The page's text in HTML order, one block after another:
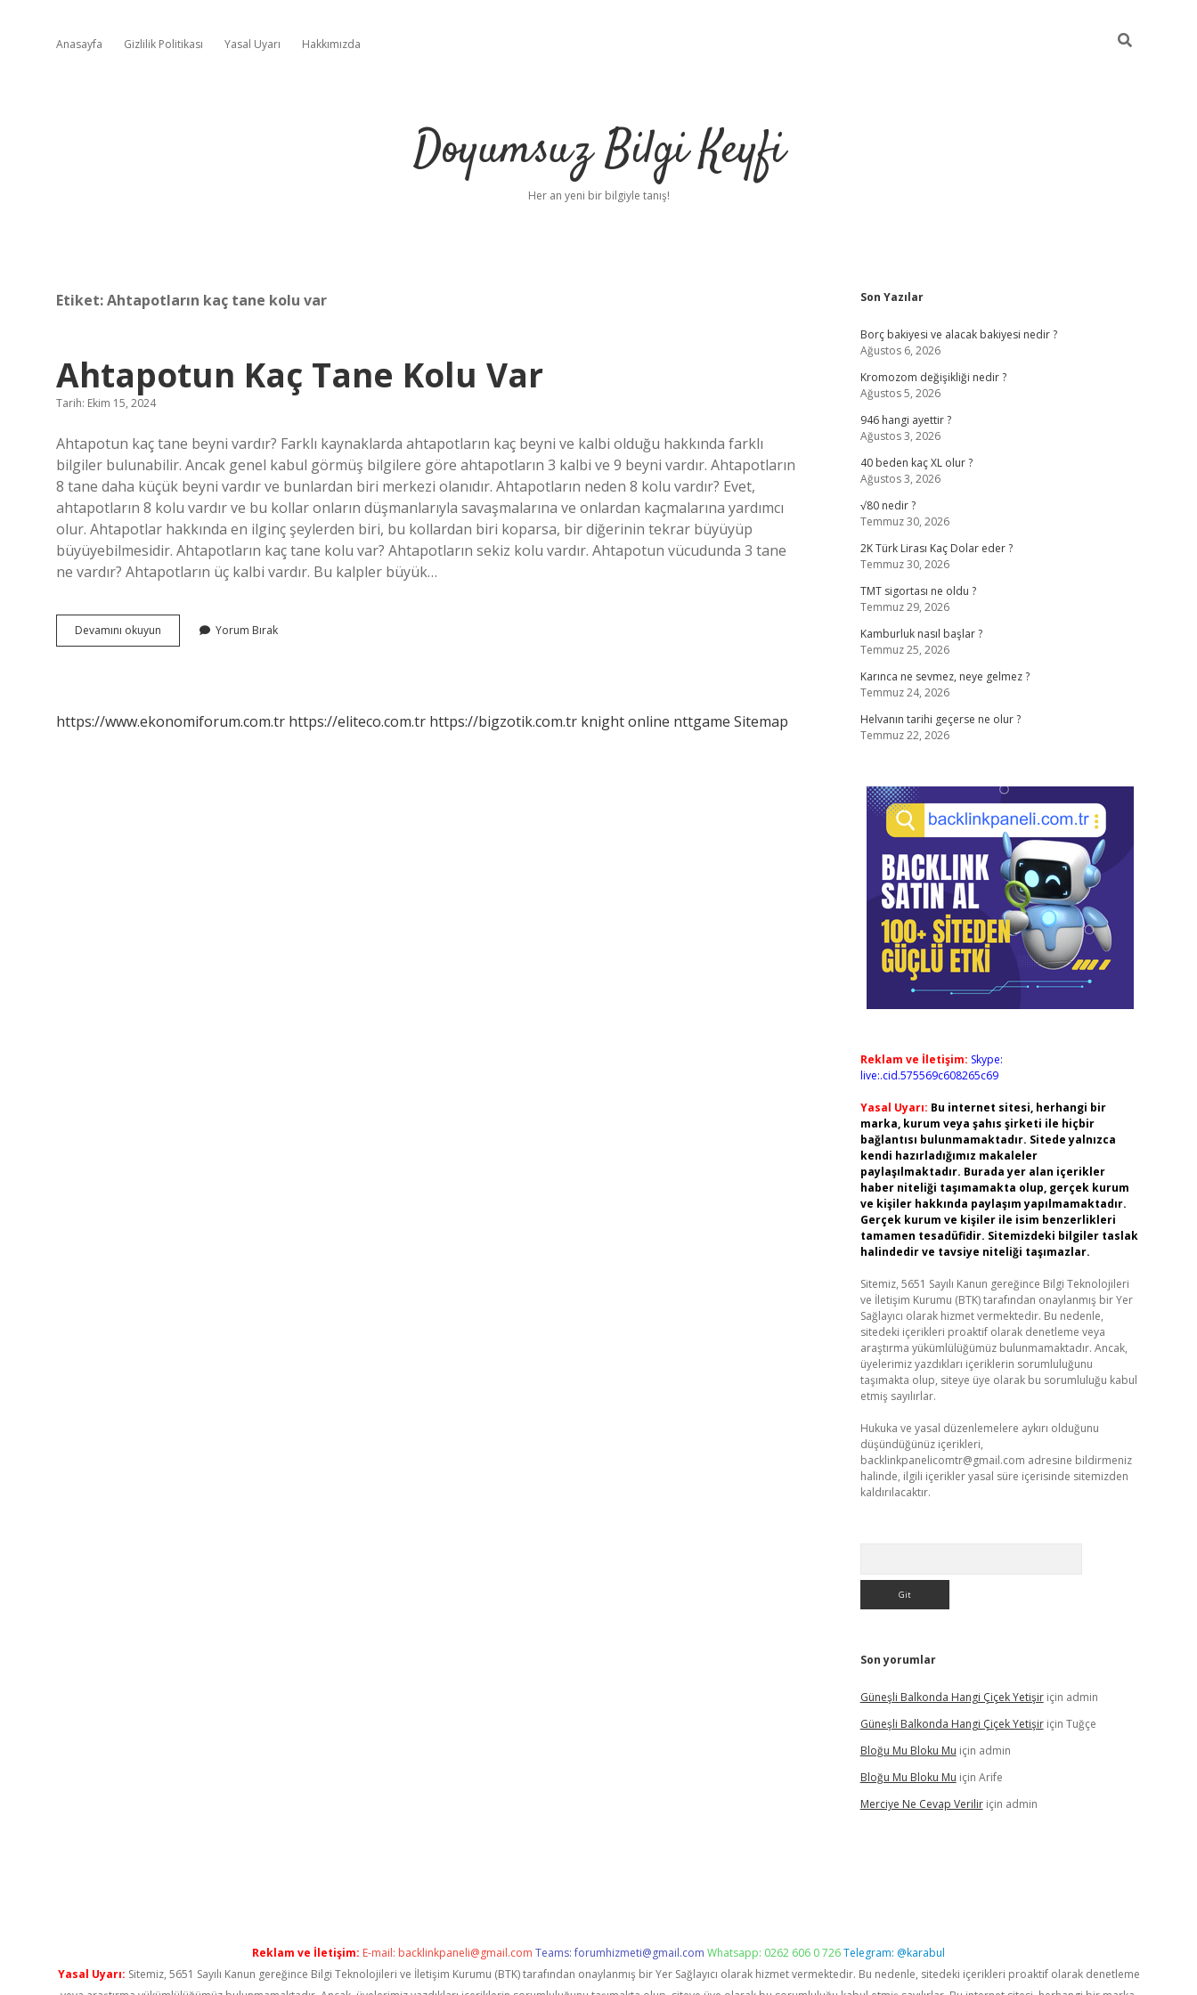
Anasayfa Gizlilik Politikası Yasal Uyarı Hakkımızda
Doyumsuz Bilgi Keyfi
Her an yeni bir bilgiyle tanış!
Etiket:Ahtapotların kaç tane kolu var
Ahtapotun Kaç Tane Kolu Var
Tarih: Ekim 15, 2024
Ahtapotun kaç tane beyni vardır? Farklı kaynaklarda ahtapotların kaç beyni ve kalbi olduğu hakkında farklı
bilgiler bulunabilir. Ancak genel kabul görmüş bilgilere göre ahtapotların 3 kalbi ve 9 beyni vardır. Ahtapotların
8 tane daha küçük beyni vardır ve bunlardan biri merkezi olanıdır. Ahtapotların neden 8 kolu vardır? Evet,
ahtapotların 8 kolu vardır ve bu kollar onların düşmanlarıyla savaşmalarına ve onlardan kaçmalarına yardımcı
olur. Ahtapotlar hakkında en ilginç şeylerden biri, bu kollardan biri koparsa, bir diğerinin tekrar büyüyüp
büyüyebilmesidir. Ahtapotların kaç tane kolu var? Ahtapotların sekiz kolu vardır. Ahtapotun vücudunda 3 tane
ne vardır? Ahtapotların üç kalbi vardır. Bu kalpler büyük…
Devamını okuyun Ahtapotun
Kaç
Yorum Bırak
https://www.ekonomiforum.com.tr https://eliteco.com.tr https://bigzotik.com.tr knight online nttgame Sitemap
Sidebar
Son Yazılar
Borç bakiyesi ve alacak bakiyesi nedir ?
Ağustos 6, 2026
Kromozom değişikliği nedir ?
Ağustos 5, 2026
946 hangi ayettir ?
Ağustos 3, 2026
40 beden kaç XL olur ?
Ağustos 3, 2026
√80 nedir ?
Temmuz 30, 2026
2K Türk Lirası Kaç Dolar eder ?
Temmuz 30, 2026
TMT sigortası ne oldu ?
Temmuz 29, 2026
Kamburluk nasıl başlar ?
Temmuz 25, 2026
Karınca ne sevmez, neye gelmez ?
Temmuz 24, 2026
Helvanın tarihi geçerse ne olur ?
Temmuz 22, 2026
Reklam ve İletişim: Skype:
live:.cid.575569c608265c69
Yasal Uyarı: Bu internet sitesi, herhangi bir
marka, kurum veya şahıs şirketi ile hiçbir
bağlantısı bulunmamaktadır. Sitede yalnızca
kendi hazırladığımız makaleler
paylaşılmaktadır. Burada yer alan içerikler
haber niteliği taşımamakta olup, gerçek kurum
ve kişiler hakkında paylaşım yapılmamaktadır.
Gerçek kurum ve kişiler ile isim benzerlikleri
tamamen tesadüfidir. Sitemizdeki bilgiler taslak
halindedir ve tavsiye niteliği taşımazlar.
Sitemiz, 5651 Sayılı Kanun gereğince Bilgi Teknolojileri
ve İletişim Kurumu (BTK) tarafından onaylanmış bir Yer
Sağlayıcı olarak hizmet vermektedir. Bu nedenle,
sitedeki içerikleri proaktif olarak denetleme veya
araştırma yükümlülüğümüz bulunmamaktadır. Ancak,
üyelerimiz yazdıkları içeriklerin sorumluluğunu
taşımakta olup, siteye üye olarak bu sorumluluğu kabul
etmiş sayılırlar.
Hukuka ve yasal düzenlemelere aykırı olduğunu
düşündüğünüz içerikleri,
backlinkpanelicomtr@gmail.com adresine bildirmeniz
halinde, ilgili içerikler yasal süre içerisinde sitemizden
kaldırılacaktır.
Son yorumlar
Güneşli Balkonda Hangi Çiçek Yetişiriçin admin
Güneşli Balkonda Hangi Çiçek Yetişiriçin Tuğçe
Bloğu Mu Bloku Mu için admin
Bloğu Mu Bloku Mu için Arife
Merciye Ne Cevap Veriliriçin admin
Reklam ve İletişim: E-mail: backlinkpaneli@gmail.com Teams:forumhizmeti@gmail.com Whatsapp: 0262 606 0 726Telegram: @karabul
Yasal Uyarı: Sitemiz, 5651 Sayılı Kanun gereğince Bilgi Teknolojileri ve İletişim Kurumu (BTK) tarafından onaylanmış bir Yer Sağlayıcı olarak hizmet vermektedir. Bu nedenle, sitedeki içerikleri proaktif olarak denetleme